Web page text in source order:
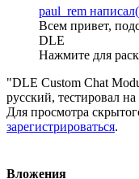
paul_rem
Всем привет,
DLE
Нажмите для
"DLE Custom Chat
русский, тестировал
Для просмотра
зарегистрироваться.
Вложения